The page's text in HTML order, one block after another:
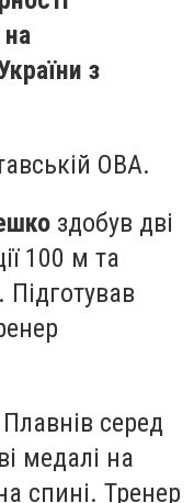
з
ОВА.
здобув дві
100 м та
серед
медалі на
спині. Тренер